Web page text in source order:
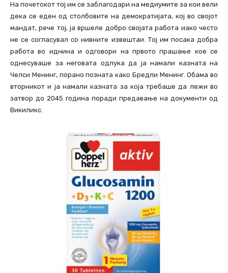
На почетокот тој им се заблагодари на медиумите за кои вели
дека се еден од столбовите на демократијата, кој во својот
мандат, рече тој, ја вршеле добро својата работа иако често
не се согласувал со нивните извештаи. Тој им посака добра
работа во иднина и одговори на првото прашање кое се
однесуваше за неговата одлука да ја намали казната на
Челси Менинг, порано позната како Бредли Менинг. Обама во
вторникот и ја намали казната за која требаше да лежи во
затвор до 2045 година поради предавање на документи од
Викиликс.